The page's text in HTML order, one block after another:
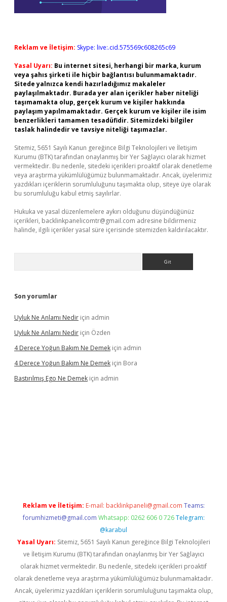
Reklam ve İletişim: Skype: live:.cid.575569c608265c69
Yasal Uyarı: Bu internet sitesi, herhangi bir marka, kurum
veya şahıs şirketi ile hiçbir bağlantısı bulunmamaktadır.
Sitede yalnızca kendi hazırladığımız makaleler
paylaşılmaktadır. Burada yer alan içerikler haber niteliği
taşımamakta olup, gerçek kurum ve kişiler hakkında
paylaşım yapılmamaktadır. Gerçek kurum ve kişiler ile isim
benzerlikleri tamamen tesadüfidir. Sitemizdeki bilgiler
taslak halindedir ve tavsiye niteliği taşımazlar.
Sitemiz, 5651 Sayılı Kanun gereğince Bilgi Teknolojileri ve İletişim
Kurumu (BTK) tarafından onaylanmış bir Yer Sağlayıcı olarak hizmet
vermektedir. Bu nedenle, sitedeki içerikleri proaktif olarak denetleme
veya araştırma yükümlülüğümüz bulunmamaktadır. Ancak, üyelerimiz
yazdıkları içeriklerin sorumluluğunu taşımakta olup, siteye üye olarak
bu sorumluluğu kabul etmiş sayılırlar.
Hukuka ve yasal düzenlemelere aykırı olduğunu düşündüğünüz
içerikleri, backlinkpanelicomtr@gmail.com adresine bildirmeniz
halinde, ilgili içerikler yasal süre içerisinde sitemizden kaldırılacaktır.
Son yorumlar
Uyluk Ne Anlamı Nedir için admin
Uyluk Ne Anlamı Nedir için Özden
4 Derece Yoğun Bakım Ne Demek için admin
4 Derece Yoğun Bakım Ne Demek için Bora
Bastırılmış Ego Ne Demek için admin
Reklam ve İletişim: E-mail: backlinkpaneli@gmail.com Teams:
forumhizmeti@gmail.com Whatsapp: 0262 606 0 726 Telegram:
@karabul
Yasal Uyarı: Sitemiz, 5651 Sayılı Kanun gereğince Bilgi Teknolojileri
ve İletişim Kurumu (BTK) tarafından onaylanmış bir Yer Sağlayıcı
olarak hizmet vermektedir. Bu nedenle, sitedeki içerikleri proaktif
olarak denetleme veya araştırma yükümlülüğümüz bulunmamaktadır.
Ancak, üyelerimiz yazdıkları içeriklerin sorumluluğunu taşımakta olup,